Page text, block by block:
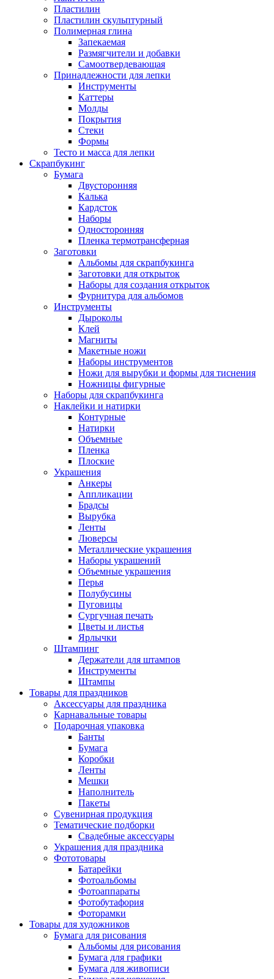
Пластилин
Пластилин скульптурный
Полимерная глина
Запекаемая
Размягчители и добавки
Самоотвердевающая
Принадлежности для лепки
Инструменты
Каттеры
Молды
Покрытия
Стеки
Формы
Тесто и масса для лепки
Скрапбукинг
Бумага
Двусторонняя
Калька
Кардсток
Наборы
Односторонняя
Пленка термотрансферная
Заготовки
Альбомы для скрапбукинга
Заготовки для открыток
Наборы для создания открыток
Фурнитура для альбомов
Инструменты
Дыроколы
Клей
Магниты
Макетные ножи
Наборы инструментов
Ножи для вырубки и формы для тиснения
Ножницы фигурные
Наборы для скрапбукинга
Наклейки и натирки
Контурные
Натирки
Объемные
Пленка
Плоские
Украшения
Анкеры
Аппликации
Брадсы
Вырубка
Ленты
Люверсы
Металлические украшения
Наборы украшений
Объемные украшения
Перья
Полубусины
Пуговицы
Сургучная печать
Цветы и листья
Ярлычки
Штампинг
Держатели для штампов
Инструменты
Штампы
Товары для праздников
Аксессуары для праздника
Карнавальные товары
Подарочная упаковка
Банты
Бумага
Коробки
Ленты
Мешки
Наполнитель
Пакеты
Сувенирная продукция
Тематические подборки
Свадебные аксессуары
Украшения для праздника
Фототовары
Батарейки
Фотоальбомы
Фотоаппараты
Фотобутафория
Фоторамки
Товары для художников
Бумага для рисования
Альбомы для рисования
Бумага для графики
Бумага для живописи